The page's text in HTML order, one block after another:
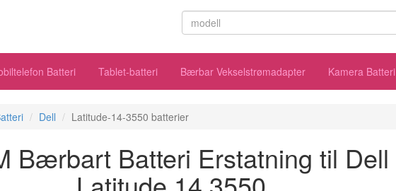
Batteri Tablet-batteri Bærbar Vekselstrømadapter Kamera Batteri
Dell Latitude-14-3550 batterier
Bærbart Batteri Erstatning til Dell